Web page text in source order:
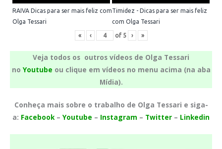
RAIVA Dicas para ser mais feliz com
Olga Tessari
Timidez - Dicas para ser mais feliz
com Olga Tessari
« ‹ of 5 › »
Veja todos os outros vídeos de Olga Tessari
no Youtube ou clique em vídeos no menu acima (na aba
Mídia).
Conheça mais sobre o trabalho de Olga Tessari e siga-
a: Facebook– Youtube – Instagram – Twitter – Linkedin